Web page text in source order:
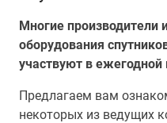
Многие производители
оборудования
участвуют в ежегодной
Предлагаем вам
некоторых из ведущих